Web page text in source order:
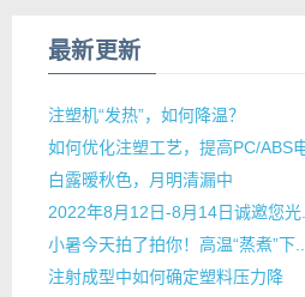
最新更新
注塑机“发热”，如何降温？
如何优化注塑工艺，提高PC/ABS电
白露暧秋色，月明清漏中
2022年8月12日-8月14日诚邀您光...
小暑今天拍了拍你！高温“蒸煮”下...
注射成型中如何确定塑料压力降